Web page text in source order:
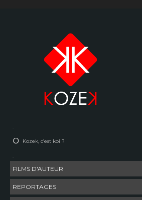
–
Kozek, c’est koi ?
–
FILMS D'AUTEUR
REPORTAGES